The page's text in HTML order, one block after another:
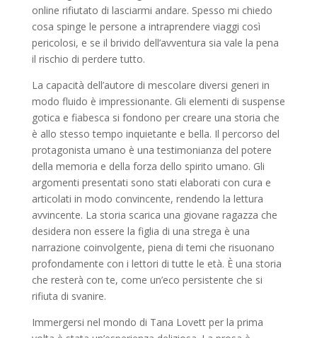
online rifiutato di lasciarmi andare. Spesso mi chiedo
cosa spinge le persone a intraprendere viaggi così
pericolosi, e se il brivido dell’avventura sia vale la pena
il rischio di perdere tutto.
La capacità dell’autore di mescolare diversi generi in
modo fluido è impressionante. Gli elementi di suspense
gotica e fiabesca si fondono per creare una storia che
è allo stesso tempo inquietante e bella. Il percorso del
protagonista umano è una testimonianza del potere
della memoria e della forza dello spirito umano. Gli
argomenti presentati sono stati elaborati con cura e
articolati in modo convincente, rendendo la lettura
avvincente. La storia scarica una giovane ragazza che
desidera non essere la figlia di una strega è una
narrazione coinvolgente, piena di temi che risuonano
profondamente con i lettori di tutte le età. È una storia
che resterà con te, come un’eco persistente che si
rifiuta di svanire.
Immergersi nel mondo di Tana Lovett per la prima